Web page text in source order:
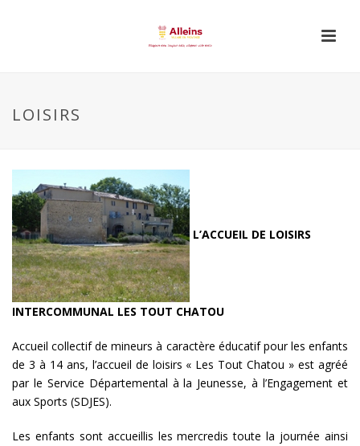
LOISIRS
L’ACCUEIL DE LOISIRS
INTERCOMMUNAL LES TOUT CHATOU
Accueil collectif de mineurs à caractère éducatif pour les enfants
de 3 à 14 ans, l’accueil de loisirs « Les Tout Chatou » est agréé
par le Service Départemental à la Jeunesse, à l’Engagement et
aux Sports (SDJES).
Les enfants sont accueillis les mercredis toute la journée ainsi